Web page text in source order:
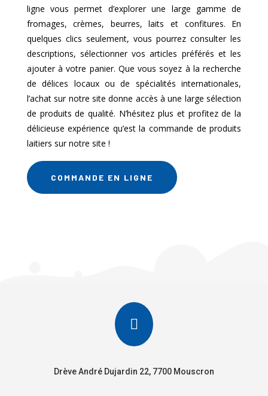
ligne vous permet d’explorer une large gamme de
fromages, crèmes, beurres, laits et confitures. En
quelques clics seulement, vous pourrez consulter les
descriptions, sélectionner vos articles préférés et les
ajouter à votre panier. Que vous soyez à la recherche
de délices locaux ou de spécialités internationales,
l’achat sur notre site donne accès à une large sélection
de produits de qualité. N’hésitez plus et profitez de la
délicieuse expérience qu’est la commande de produits
laitiers sur notre site !
COMMANDE EN LIGNE

Drève André Dujardin 22, 7700 Mouscron